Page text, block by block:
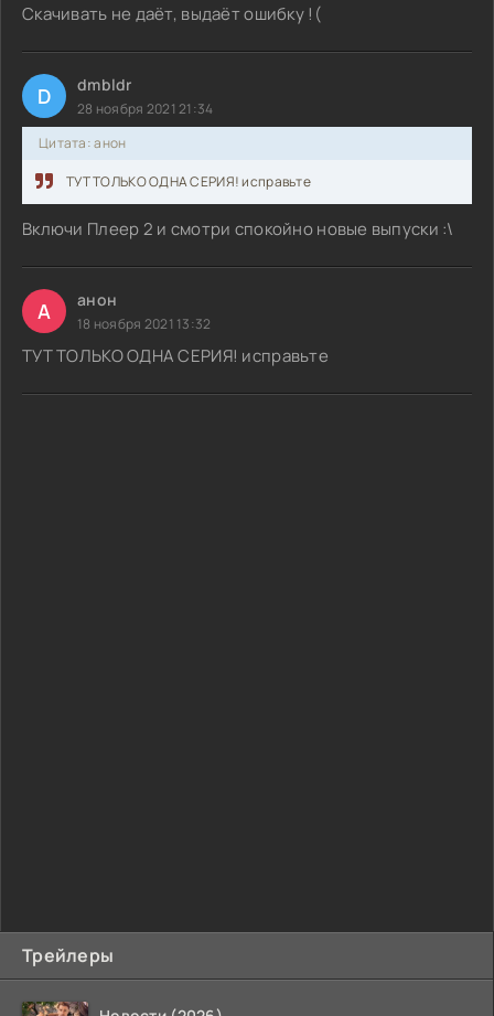
Трейлеры
Скачивать не даёт, выдаёт ошибку !(
D dmbldr
28 ноября 2021 21:34
Цитата: анон
ТУТ ТОЛЬКО ОДНА СЕРИЯ! исправьте
Включи Плеер 2 и смотри спокойно новые выпуски :\
А анон
18 ноября 2021 13:32
ТУТ ТОЛЬКО ОДНА СЕРИЯ! исправьте